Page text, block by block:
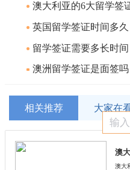
澳大利亚的6大留学签
英国留学签证时间多久
留学签证需要多长时间
澳洲留学签证是面签吗
相关推荐 大家在
澳
澳大